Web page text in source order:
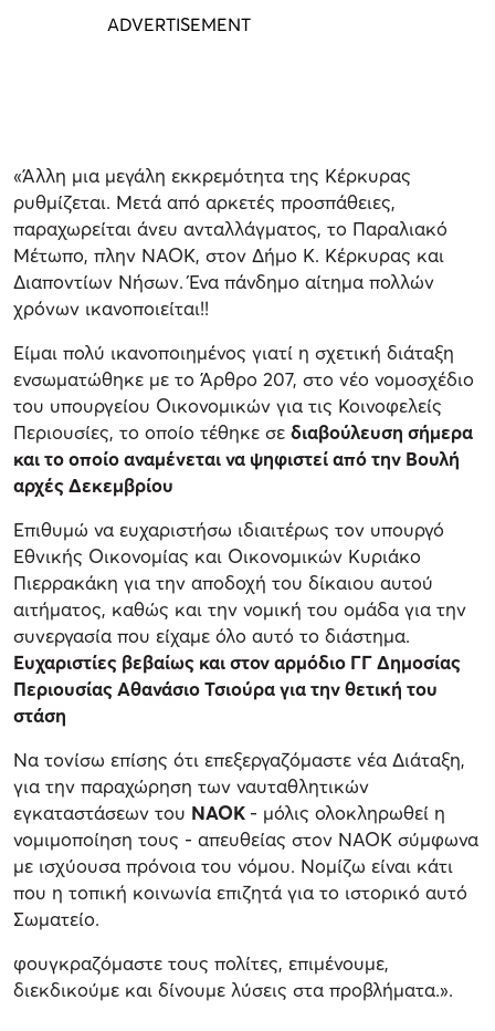
«Άλλη μια μεγάλη εκκρεμότητα της Κέρκυρας
ρυθμίζεται. Μετά από αρκετές προσπάθειες,
παραχωρείται άνευ ανταλλάγματος, το Παραλιακό
Μέτωπο, πλην ΝΑΟΚ, στον Δήμο Κ. Κέρκυρας και
Διαποντίων Νήσων. Ένα πάνδημο αίτημα πολλών
χρόνων ικανοποιείται!!
Είμαι πολύ ικανοποιημένος γιατί η σχετική διάταξη
ενσωματώθηκε με το Άρθρο 207, στο νέο νομοσχέδιο
του υπουργείου Οικονομικών για τις Κοινοφελείς
Περιουσίες, το οποίο τέθηκε σε διαβούλευση σήμερα
και το οποίο αναμένεται να ψηφιστεί από την Βουλή
αρχές Δεκεμβρίου
Επιθυμώ να ευχαριστήσω ιδιαιτέρως τον υπουργό
Εθνικής Οικονομίας και Οικονομικών Κυριάκο
Πιερρακάκη για την αποδοχή του δίκαιου αυτού
αιτήματος, καθώς και την νομική του ομάδα για την
συνεργασία που είχαμε όλο αυτό το διάστημα.
Ευχαριστίες βεβαίως και στον αρμόδιο ΓΓ Δημοσίας
Περιουσίας Αθανάσιο Τσιούρα για την θετική του
στάση
Να τονίσω επίσης ότι επεξεργαζόμαστε νέα Διάταξη,
για την παραχώρηση των ναυταθλητικών
εγκαταστάσεων του ΝΑΟΚ - μόλις ολοκληρωθεί η
νομιμοποίηση τους - απευθείας στον ΝΑΟΚ σύμφωνα
με ισχύουσα πρόνοια του νόμου. Νομίζω είναι κάτι
που η τοπική κοινωνία επιζητά για το ιστορικό αυτό
Σωματείο.
φουγκραζόμαστε τους πολίτες, επιμένουμε,
διεκδικούμε και δίνουμε λύσεις στα προβλήματα.».